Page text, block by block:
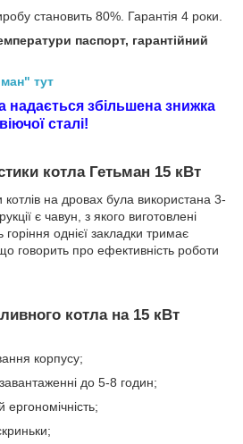
становить 80%. Гарантія 4 роки.
паспорт, гарантійний
тут
надається збільшена знижка
сталі!
котла Гетьман 15 кВт
котлів на дровах була використана 3-
є чавун, з якого виготовлені
горіння однієї закладки тримає
говорить про ефективність роботи
котла на 15 кВт
корпусу;
до 5-8 годин;
ергономічність;